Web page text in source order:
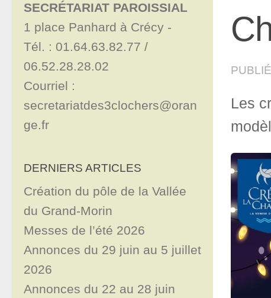
PUBLIÉ
Les
SECRÉTARIAT PAROISSIAL
1 place Panhard à Crécy -
Tél. : 01.64.63.82.77 /
06.52.28.28.02
Courriel :
secretariatdes3clochers@oran
ge.fr
DERNIERS ARTICLES
Création du pôle de la Vallée
du Grand-Morin
Messes de l’été 2026
Annonces du 29 juin au 5 juillet
2026
Annonces du 22 au 28 juin